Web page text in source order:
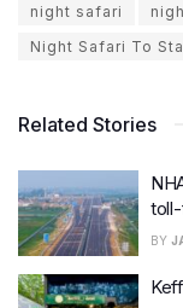
night safari
Night Safari To
Related Stories
BY